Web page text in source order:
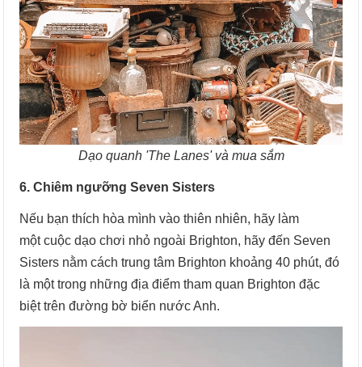
Dạo quanh 'The Lanes' và mua sắm
6. Chiêm ngưỡng Seven Sisters
Nếu bạn thích hòa mình vào thiên nhiên, hãy làm
một cuộc dạo chơi nhỏ ngoài Brighton, hãy đến Seven
Sisters nằm cách trung tâm Brighton khoảng 40 phút, đó
là một trong những địa điểm tham quan Brighton đặc
biệt trên đường bờ biển nước Anh.